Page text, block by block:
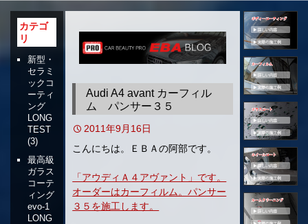
Audi A4 avant カーフィル
ム パンサー３５
2011年9月16日
こんにちは。ＥＢＡの阿部です。
「アウディＡ４アヴァント」です。
オーダーはカーフィルム。パンサー
３５を施工します。
カテゴ
リ
新型・
セラミ
ックコ
ーティ
ング
LONG
TEST
(3)
最高級
ガラス
コーテ
ィング
evo-1
LONG